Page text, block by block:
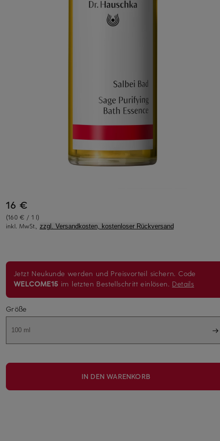
16 €
(160 € / 1 l)
inkl. MwSt., zzgl. Versandkosten, kostenloser Rückversand
Jetzt Neukunde werden und Preisvorteil sichern. Code
WELCOME15 im letzten Bestellschritt einlösen. Details
Größe
100 ml
IN DEN WARENKORB